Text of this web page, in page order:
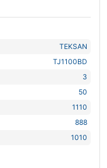
TEKSAN
TJ1100BD
3
50
1110
888
1010